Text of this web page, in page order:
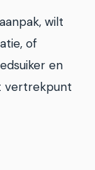
wilt
of
en
vertrekpunt